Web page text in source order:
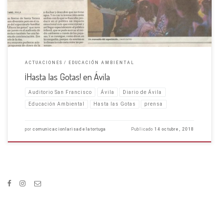
ACTUACIONES EDUCACIÓN AMBIENTAL
¡Hasta las Gotas! en Ávila
Auditorio San Francisco Ávila Diario de Ávila
Educación Ambiental Hasta las Gotas prensa
por comunicacionlarisadelatortuga Publicado14 octubre, 2018